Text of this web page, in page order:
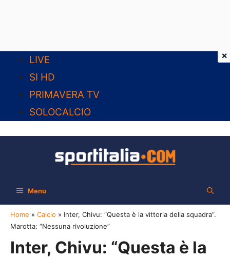
contenuto
LIVE
SI HD
PRIMAVERA TV
SOLOCALCIO
Menu
Home » Calcio » Inter, Chivu: “Questa è la vittoria della squadra”.
Marotta: “Nessuna rivoluzione”
Inter, Chivu: “Questa è la
×